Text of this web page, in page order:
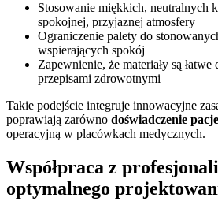
Stosowanie miękkich, neutralnych
spokojnej, przyjaznej atmosfery
Ograniczenie palety do
wspierających spokój
Zapewnienie, że materiały są
przepisami zdrowotnymi
Takie podejście integruje innowacyjne
poprawiają zarówno doświadczenie
operacyjną w placówkach medycznych.
Współpraca z
optymalnego